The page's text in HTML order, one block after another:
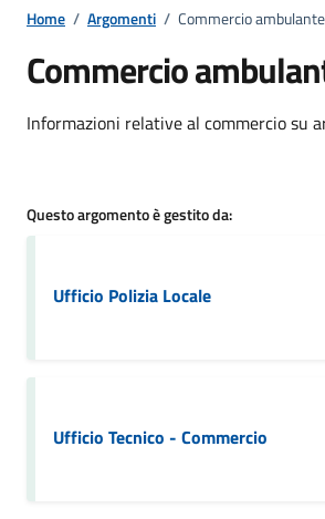
Home / Argomenti / Commercio ambulante
Commercio
Dettagli della
Informazioni relative al commercio su
Questo argomento è gestito da:
Ufficio Polizia Locale
Ufficio Tecnico - Commercio